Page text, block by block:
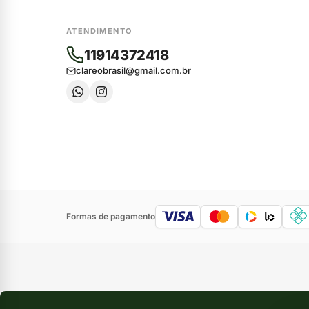
ATENDIMENTO
11914372418
clareobrasil@gmail.com.br
Formas de pagamento